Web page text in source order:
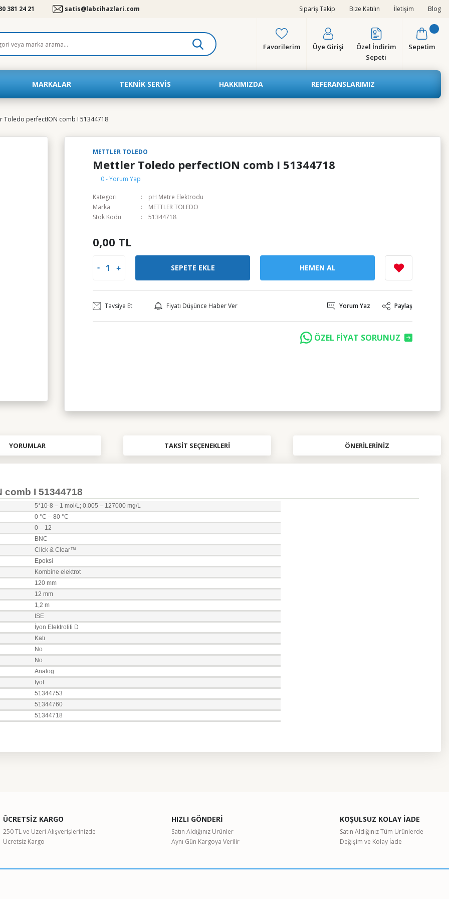
381 24 21 satis@labcihazlari.com Sipariş Takip Bize Katılın İletişim Blog
Favorilerim Üye Girişi
Özel İndirim
Sepeti
Sepetim
MARKALAR TEKNIK SERVIS HAKKIMIZDA REFERANSLARIMIZ
Toledo perfectION comb I 51344718
METTLER TOLEDO
Mettler Toledo perfectION comb I 51344718
0 - Yorum Yap
Kategori
pH Metre Elektrodu
Marka
METTLER TOLEDO
Stok Kodu
51344718
0,00 TL
SEPETE EKLE HEMEN AL
Tavsiye Et Fiyatı Düşünce Haber Ver Yorum Yaz Paylaş
ÖZEL FİYAT SORUNUZ
YORUMLAR TAKSIT SEÇENEKLERI ÖNERILERINIZ
comb I 51344718
5*10-8 – 1 mol/L; 0.005 – 127000 mg/L
0 °C – 80 °C
0 – 12
BNC
Click & Clear™
Epoksi
Kombine elektrot
120 mm
12 mm
1,2 m
ISE
İyon Elektroliti D
Katı
No
No
Analog
İyot
51344753
51344760
51344718
ÜCRETSİZ KARGO
250 TL ve Üzeri Alışverişlerinizde
Ücretsiz Kargo
HIZLI GÖNDERİ
Satın Aldığınız Ürünler
Aynı Gün Kargoya Verilir
KOŞULSUZ KOLAY İADE
Satın Aldığınız Tüm Ürünlerde
Değişim ve Kolay İade